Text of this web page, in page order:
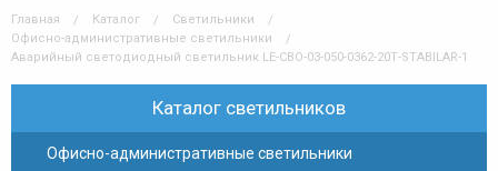
Главная Каталог
Светильники
Офисно-административные светильники
Аварийный светодиодный светильник LE-СВО-03-050-0362-20Т-STABILAR-1
Каталог светильников
Офисно-административные светильники